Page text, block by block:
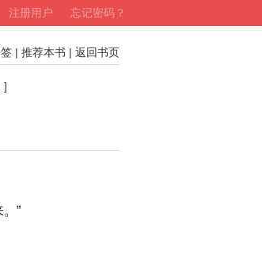
注册用户 忘记密码？
| 推荐本书 | 返回书页
]
”